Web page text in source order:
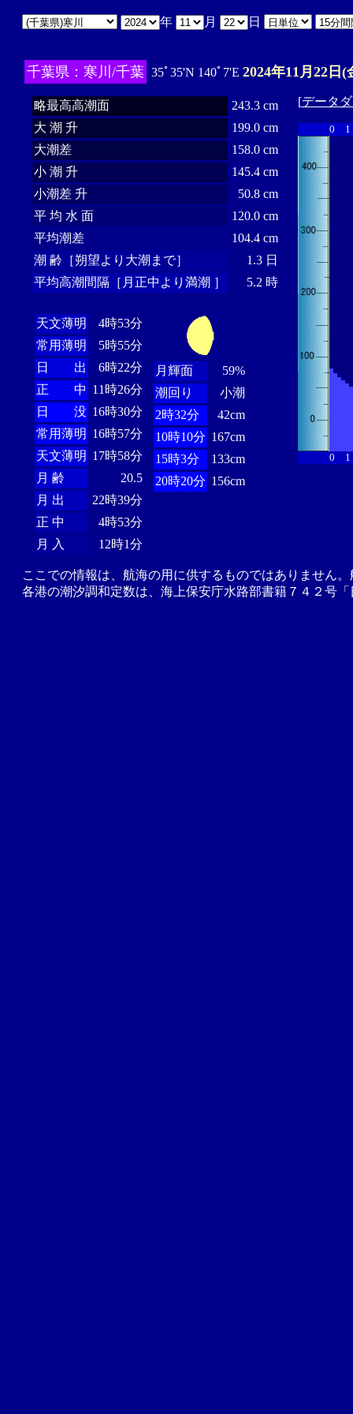
年 月 日
千葉県：寒川/千葉 35ﾟ35'N 140ﾟ7'E 2024年11月22日(
略最高高潮面
243.3 cm
大 潮 升
199.0 cm
大潮差
158.0 cm
小 潮 升
145.4 cm
小潮差 升
50.8 cm
平 均 水 面
120.0 cm
平均潮差
104.4 cm
潮 齢［朔望より大潮まで］
1.3 日
平均高潮間隔［月正中より満潮 ］
5.2 時
天文薄明
4時53分
常用薄明
5時55分
日 出
6時22分
正 中 11時26分
日 没 16時30分
常用薄明 16時57分
天文薄明 17時58分
月 齢
20.5
月 出
22時39分
正 中
4時53分
月 入
12時1分
月輝面
59%
潮回り
小潮
2時32分
42cm
10時10分 167cm
15時3分
133cm
20時20分 156cm
[データ
0 1
0 1
ここでの情報は、航海の用に供するものではありません
各港の潮汐調和定数は、海上保安庁水路部書籍７４２号